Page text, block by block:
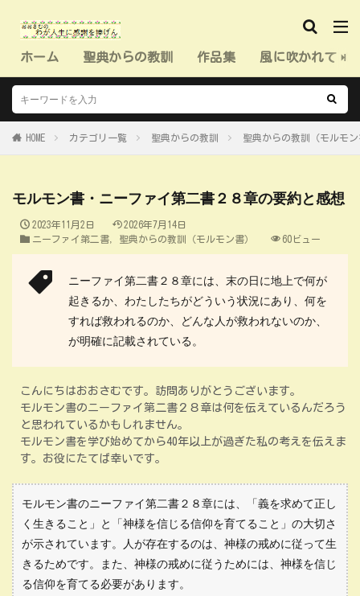
ホーム 聖典からの教訓 作品集 風に吹かれて（
HOME カテゴリ一覧 聖典からの教訓 聖典からの教訓（モルモ
モルモン書・ニーファイ第二書２８章の要約と感想
2023年11月2日
2026年7月14日
ニーファイ第二書, 聖典からの教訓（モルモン書） 60ビュー
ニーファイ第二書２８章には、末の日に地上で何が
起きるか、わたしたちがどういう状況にあり、何を
すれば救われるのか、どんな人が救われないのか、
が明確に記載されている。
こんにちはおおさむです。訪問ありがとうございます。
モルモン書のニーファイ第二書２８章は何を伝えているんだろう
と思われているかもしれません。
モルモン書を学び始めてから40年以上が過ぎた私の考えを伝えま
す。お役にたてば幸いです。
モルモン書のニーファイ第二書２８章には、「義を求めて正し
く生きること」と「神様を信じる信仰を育てること」の大切さ
が示されています。人が存在するのは、神様の戒めに従って生
きるためです。また、神様の戒めに従うためには、神様を信じ
る信仰を育てる必要があります。